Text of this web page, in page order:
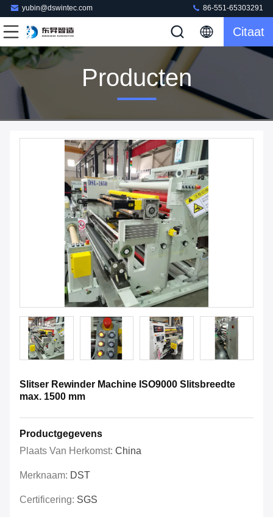
yubin@dswintec.com 86-551-65303291
Citaat
Producten
Slitser Rewinder Machine ISO9000 Slitsbreedte
max. 1500 mm
Productgegevens
Plaats Van Herkomst: China
Merknaam: DST
Certificering: SGS